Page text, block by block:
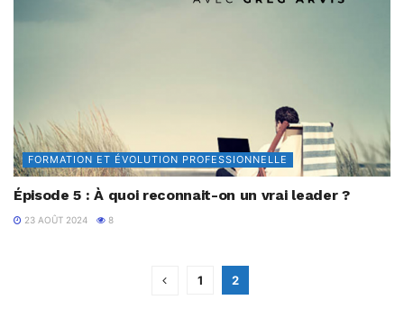
FORMATION ET ÉVOLUTION PROFESSIONNELLE
Épisode 5 : À quoi reconnait-on un vrai leader ?
23 AOÛT 2024 8
1 2